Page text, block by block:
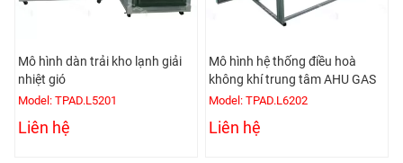
giải
Mô hình hệ thống điều hoà
không khí trung tâm AHU GAS
Model: TPAD.L6202
Mô hình dàn trải hệ
hoà trung tâm VRV
Model: TPAD.L6306